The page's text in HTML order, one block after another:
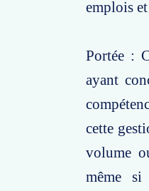
emplois
Portée :
ayant
cette
volume
même